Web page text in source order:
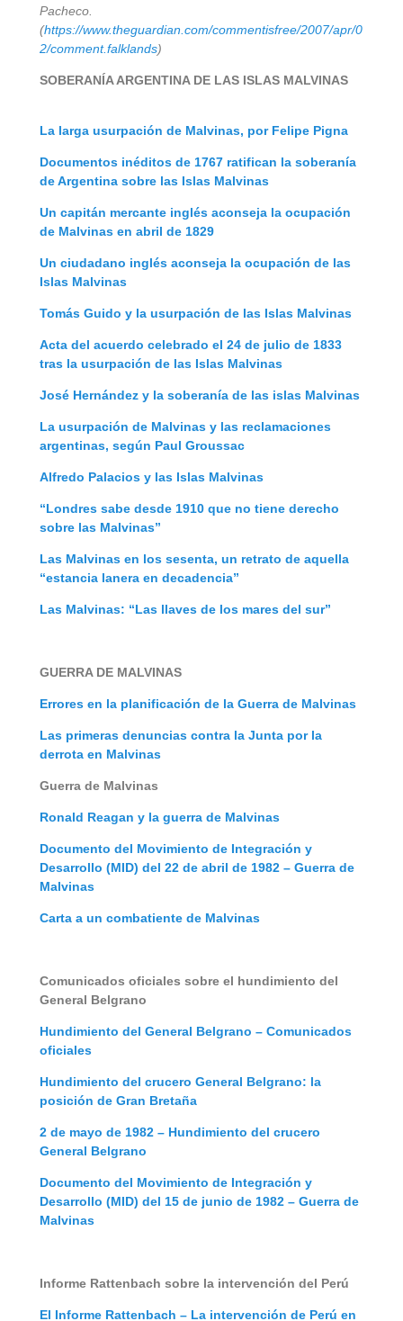
Pacheco.
(https://www.theguardian.com/commentisfree/2007/apr/0
2/comment.falklands)
SOBERANÍA ARGENTINA DE LAS ISLAS MALVINAS
La larga usurpación de Malvinas, por Felipe Pigna
Documentos inéditos de 1767 ratifican la soberanía
de Argentina sobre las Islas Malvinas
Un capitán mercante inglés aconseja la ocupación
de Malvinas en abril de 1829
Un ciudadano inglés aconseja la ocupación de las
Islas Malvinas
Tomás Guido y la usurpación de las Islas Malvinas
Acta del acuerdo celebrado el 24 de julio de 1833
tras la usurpación de las Islas Malvinas
José Hernández y la soberanía de las islas Malvinas
La usurpación de Malvinas y las reclamaciones
argentinas, según Paul Groussac
Alfredo Palacios y las Islas Malvinas
“Londres sabe desde 1910 que no tiene derecho
sobre las Malvinas”
Las Malvinas en los sesenta, un retrato de aquella
“estancia lanera en decadencia”
Las Malvinas: “Las llaves de los mares del sur”
GUERRA DE MALVINAS
Errores en la planificación de la Guerra de Malvinas
Las primeras denuncias contra la Junta por la
derrota en Malvinas
Guerra de Malvinas
Ronald Reagan y la guerra de Malvinas
Documento del Movimiento de Integración y
Desarrollo (MID) del 22 de abril de 1982 – Guerra de
Malvinas
Carta a un combatiente de Malvinas
Comunicados oficiales sobre el hundimiento del
General Belgrano
Hundimiento del General Belgrano – Comunicados
oficiales
Hundimiento del crucero General Belgrano: la
posición de Gran Bretaña
2 de mayo de 1982 – Hundimiento del crucero
General Belgrano
Documento del Movimiento de Integración y
Desarrollo (MID) del 15 de junio de 1982 – Guerra de
Malvinas
Informe Rattenbach sobre la intervención del Perú
El Informe Rattenbach – La intervención de Perú en